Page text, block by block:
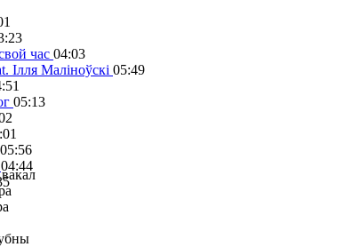
час 04:03
Ілля Маліноўскі 05:49
05:13
05:56
04:44